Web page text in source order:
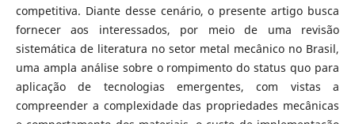
competitiva. Diante desse cenário, o presente artigo busca
fornecer aos interessados, por meio de uma revisão
sistemática de literatura no setor metal mecânico no Brasil,
uma ampla análise sobre o rompimento do status quo para
aplicação de tecnologias emergentes, com vistas a
compreender a complexidade das propriedades mecânicas